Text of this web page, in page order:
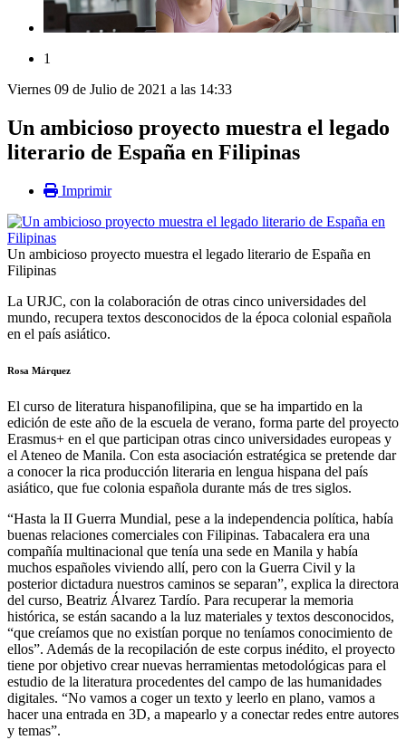
1
Viernes 09 de Julio de 2021 a las 14:33
Un ambicioso proyecto muestra el legado
literario de España en Filipinas
Imprimir
Un ambicioso proyecto muestra el legado literario de España en
Filipinas
La URJC, con la colaboración de otras cinco universidades del
mundo, recupera textos desconocidos de la época colonial española
en el país asiático.
Rosa Márquez
El curso de literatura hispanofilipina, que se ha impartido en la
edición de este año de la escuela de verano, forma parte del proyecto
Erasmus+ en el que participan otras cinco universidades europeas y
el Ateneo de Manila. Con esta asociación estratégica se pretende dar
a conocer la rica producción literaria en lengua hispana del país
asiático, que fue colonia española durante más de tres siglos.
“Hasta la II Guerra Mundial, pese a la independencia política, había
buenas relaciones comerciales con Filipinas. Tabacalera era una
compañía multinacional que tenía una sede en Manila y había
muchos españoles viviendo allí, pero con la Guerra Civil y la
posterior dictadura nuestros caminos se separan”, explica la directora
del curso, Beatriz Álvarez Tardío. Para recuperar la memoria
histórica, se están sacando a la luz materiales y textos desconocidos,
“que creíamos que no existían porque no teníamos conocimiento de
ellos”. Además de la recopilación de este corpus inédito, el proyecto
tiene por objetivo crear nuevas herramientas metodológicas para el
estudio de la literatura procedentes del campo de las humanidades
digitales. “No vamos a coger un texto y leerlo en plano, vamos a
hacer una entrada en 3D, a mapearlo y a conectar redes entre autores
y temas”.